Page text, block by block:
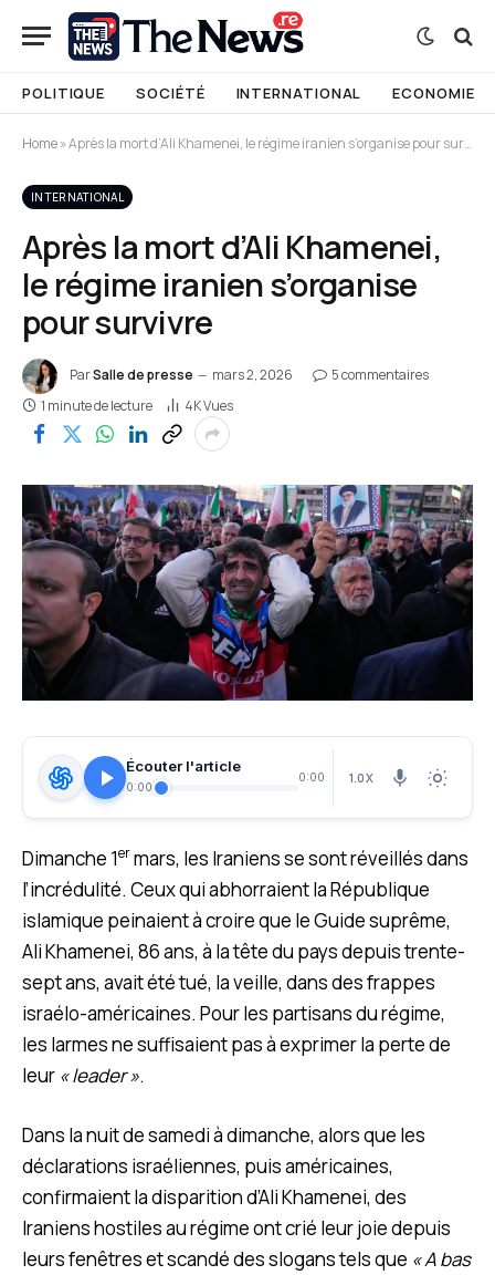
POLITIQUE SOCIÉTÉ INTERNATIONAL ECONOMIE
Home»Après la mort d’Ali Khamenei, le régime iranien s’organise pour survivre
INTERNATIONAL
Après la mort d’Ali Khamenei,
le régime iranien s’organise
pour survivre
ParSalle de presse mars 2, 2026
5 commentaires
1 minute de lecture
4KVues
Écouter l'article
0:00
0:00 1.0X
Dimanche 1ermars, les Iraniens se sont réveillés dans
l’incrédulité. Ceux qui abhorraient la République
islamique peinaient à croire que le Guide suprême,
Ali Khamenei, 86 ans, à la tête du pays depuis trente-
sept ans, avait été tué, la veille, dans des frappes
israélo-américaines. Pour les partisans du régime,
les larmes ne suffisaient pas à exprimer la perte de
leur « leader ».
Dans la nuit de samedi à dimanche, alors que les
déclarations israéliennes, puis américaines,
confirmaient la disparition d’Ali Khamenei, des
Iraniens hostiles au régime ont crié leur joie depuis
leurs fenêtres et scandé des slogans tels que « A bas